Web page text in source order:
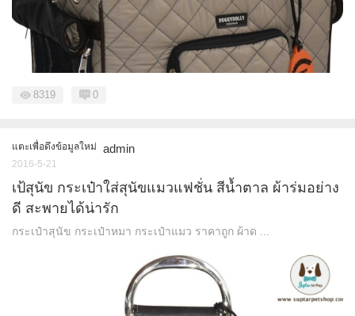
8319 0
แตะเพื่อดึงข้อมูลใหม่ admin
2016-5-21
เป้สุนัข กระเป๋าใส่สุนัขแมวแฟชั่น สีน้ำตาล ผ้าร่มอย่าง
ดี สะพายได้น่ารัก
กระเป๋าสุนัข กระเป๋าหมา กระเป๋าแมว ราคาถูก ผ้าด ...